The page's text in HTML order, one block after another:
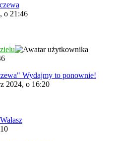
o 21:46
zielu
Wydajmy to ponownie!
2024, o 16:20
Wałasz